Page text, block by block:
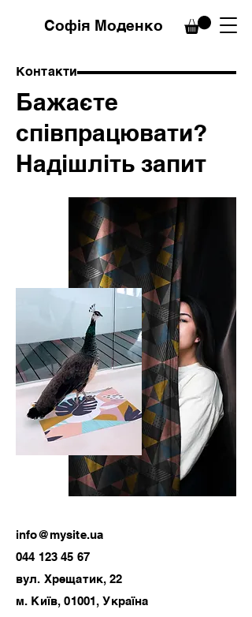
Софія Моденко
Контакти
Бажаєте
співпрацювати?
Надішліть запит
info@mysite.ua
044 123 45 67
вул. Хрещатик, 22
м. Київ, 01001, Україна